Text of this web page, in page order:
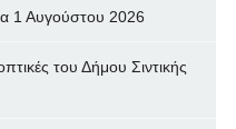
1 Αυγούστου 2026
του Δήμου Σιντικής